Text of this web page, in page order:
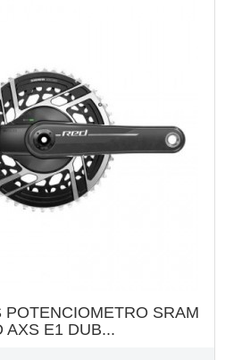
POTENCIOMETRO SRAM
AXS E1 DUB...
VISTA RÁPIDA